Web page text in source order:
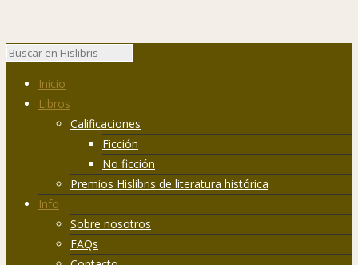
Inicio
Libros
Calificaciones
Ficción
No ficción
Premios Hislibris de literatura histórica
Info
Sobre nosotros
FAQs